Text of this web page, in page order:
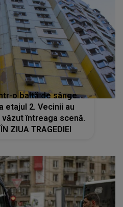
o baltă de sânge
etajul 2. Vecinii au
întreaga scenă.
ZIUA TRAGEDIEI